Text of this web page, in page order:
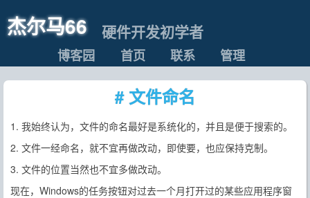
杰尔马66 硬件开发初学者
博客园 首页 联系 管理
# 文件命名
1. 我始终认为，文件的命名最好是系统化的，并且是便于搜索的。
2. 文件一经命名，就不宜再做改动，即使要，也应保持克制。
3. 文件的位置当然也不宜多做改动。
现在，Windows的任务按钮对过去一个月打开过的某些应用程序窗